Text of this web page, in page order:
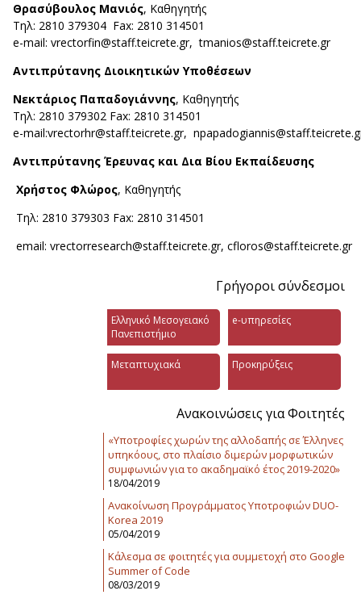
Θρασύβουλος Μανιός, Καθηγητής
Τηλ: 2810 379304 Fax: 2810 314501
e-mail: vrectorfin@staff.teicrete.gr, tmanios@staff.teicrete.gr
Αντιπρύτανης Διοικητικών Υποθέσεων
Νεκτάριος Παπαδογιάννης, Καθηγητής
Τηλ: 2810 379302 Fax: 2810 314501
e-mail:vrectorhr@staff.teicrete.gr,
Αντιπρύτανης Έρευνας και Δια Βίου Εκπαίδευσης
Χρήστος Φλώρος, Καθηγητής
Τηλ: 2810 379303 Fax: 2810 314501
email: vrectorresearch@staff.teicrete.gr, cfloros@staff.teicrete.gr
Γρήγοροι σύνδεσμοι
Ελληνικό Μεσογειακό
Πανεπιστήμιο
e-υπηρεσίες
Μεταπτυχιακά Προκηρύξεις
Ανακοινώσεις για Φοιτητές
«Υποτροφίες χωρών της αλλοδαπής σε Έλληνες
υπηκόους, στο πλαίσιο διμερών μορφωτικών
συμφωνιών για το ακαδημαϊκό έτος 2019-2020»
18/04/2019
Ανακοίνωση Προγράμματος Υποτροφιών DUO-
Korea 2019
05/04/2019
Κάλεσμα σε φοιτητές για συμμετοχή στο Google
Summer of Code
08/03/2019